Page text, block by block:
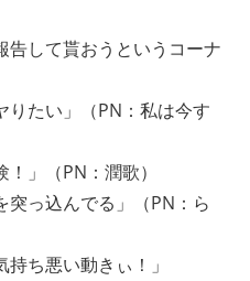
告して貰おうというコーナ
りたい」（PN：私は今す
！」（PN：潤歌）
突っ込んでる」（PN：ら
持ち悪い動きぃ！」